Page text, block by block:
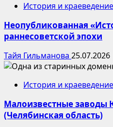
История и краеведение
Неопубликованная
раннесоветской эпохи
Тайя Гильманова 25.07.2026
История и краеведение
Малоизвестные заводы
(Челябинская область)